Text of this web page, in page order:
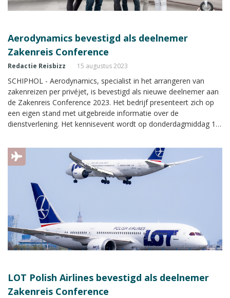
Aerodynamics bevestigd als deelnemer
Zakenreis Conference
Redactie Reisbizz 15 augustus 2023
SCHIPHOL - Aerodynamics, specialist in het arrangeren van
zakenreizen per privéjet, is bevestigd als nieuwe deelnemer aan
de Zakenreis Conference 2023. Het bedrijf presenteert zich op
een eigen stand met uitgebreide informatie over de
dienstverlening. Het kennisevent wordt op donderdagmiddag 14
Schiphol.
LOT Polish Airlines bevestigd als deelnemer
Zakenreis Conference